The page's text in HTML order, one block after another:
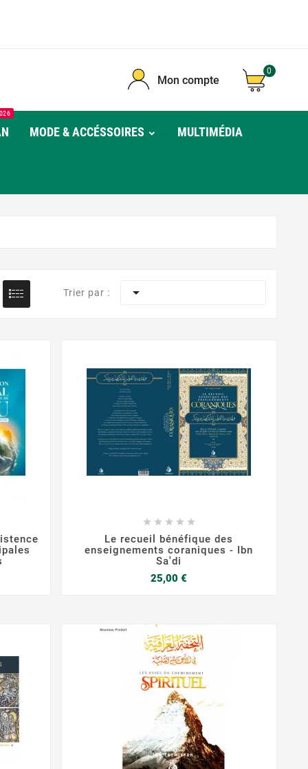
Mon compte
0
MODE & ACCÉSSOIRES MULTIMÉDIA
Trier par : 
    
Le recueil bénéfique des
enseignements coraniques - Ibn
Sa'di
25,00 €